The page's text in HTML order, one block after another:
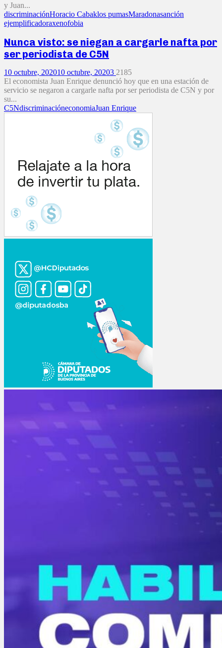
y Juan...
discriminaciónHoracio Cabaklos pumasMaradonasanción
ejemplificadoraxenofobia
Nunca visto: se niegan a cargarle nafta por
ser periodista de C5N
10 octubre, 202010 octubre, 20203 2185
El economista Juan Enrique denunció hoy que en una estación de
servicio se negaron a cargarle nafta por ser periodista de C5N y por
su...
C5NdiscriminacióneconomiaJuan Enrique